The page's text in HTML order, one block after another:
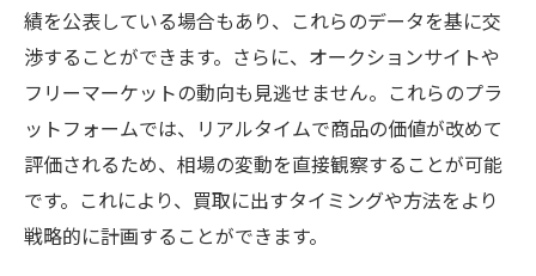
績を公表している場合もあり、これらのデータを基に交
渉することができます。さらに、オークションサイトや
フリーマーケットの動向も見逃せません。これらのプラ
ットフォームでは、リアルタイムで商品の価値が改めて
評価されるため、相場の変動を直接観察することが可能
です。これにより、買取に出すタイミングや方法をより
戦略的に計画することができます。